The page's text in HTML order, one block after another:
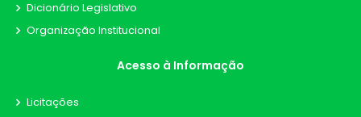
Dicionário Legislativo
Organização Institucional
Acesso à Informação
Licitações